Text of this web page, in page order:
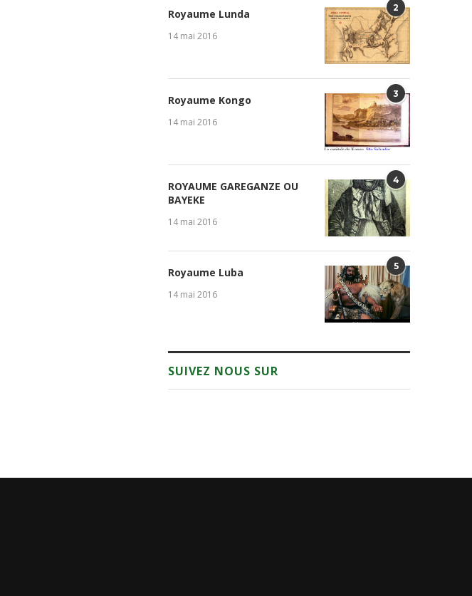
2
Royaume Lunda
14 mai 2016
3
Royaume Kongo
14 mai 2016
4
ROYAUME GAREGANZE OU
BAYEKE
14 mai 2016
5
Royaume Luba
14 mai 2016
SUIVEZ NOUS SUR